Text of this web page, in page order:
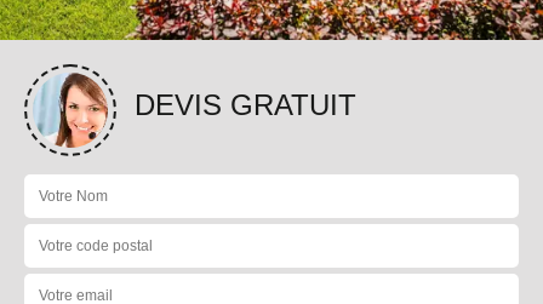
DEVIS GRATUIT